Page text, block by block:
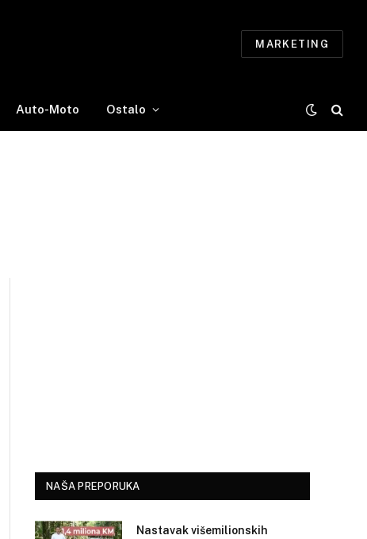
MARKETING
Auto-Moto Ostalo
NAŠA PREPORUKA
Nastavak višemilionskih